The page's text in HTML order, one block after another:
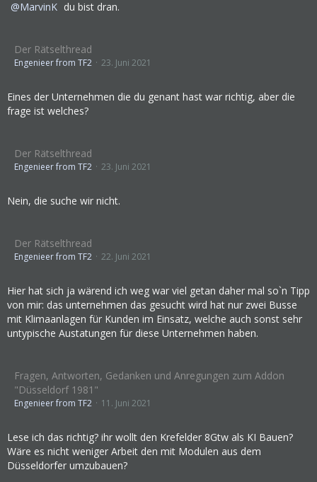
MarvinK du bist dran.
Der Rätselthread
Engenieer from TF2 23. Juni 2021
Eines der Unternehmen die du genant hast war richtig, aber die
frage ist welches?
Der Rätselthread
Engenieer from TF2 23. Juni 2021
Nein, die suche wir nicht.
Der Rätselthread
Engenieer from TF2 22. Juni 2021
Hier hat sich ja wärend ich weg war viel getan daher mal so`n Tipp
von mir: das unternehmen das gesucht wird hat nur zwei Busse
mit Klimaanlagen für Kunden im Einsatz, welche auch sonst sehr
untypische Austatungen für diese Unternehmen haben.
Fragen, Antworten, Gedanken und Anregungen zum Addon
"Düsseldorf 1981"
Engenieer from TF2 11. Juni 2021
Lese ich das richtig? ihr wollt den Krefelder 8Gtw als KI Bauen?
Wäre es nicht weniger Arbeit den mit Modulen aus dem
Düsseldorfer umzubauen?